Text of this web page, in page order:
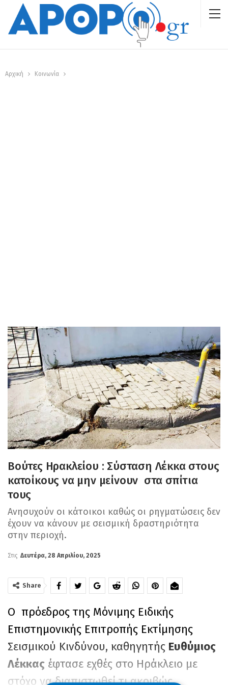
Αρχική Κοινωνία
Βούτες Ηρακλείου : Σύσταση Λέκκα στους
κατοίκους να μην μείνουν στα σπίτια
τους
Ανησυχούν οι κάτοικοι καθώς οι ρηγματώσεις δεν
έχουν να κάνουν με σεισμική δραστηριότητα
στην περιοχή.
Στις Δευτέρα, 28 Απριλίου, 2025
Share
Ο πρόεδρος της Μόνιμης Ειδικής
Επιστημονικής Επιτροπής Εκτίμησης
Σεισμικού Κινδύνου, καθηγητής Ευθύμιος
Λέκκας έφτασε εχθές στο Ηράκλειο με
στόχο να διαπιστωθεί τι ακριβώς